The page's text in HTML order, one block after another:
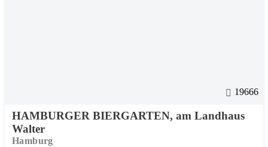
19666
HAMBURGER BIERGARTEN, am Landhaus
Walter
Hamburg